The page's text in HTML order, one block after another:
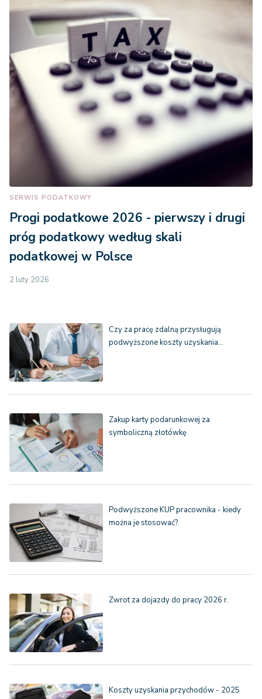
SERWIS PODATKOWY
Progi podatkowe 2026 - pierwszy i drugi
próg podatkowy według skali
podatkowej w Polsce
2 luty 2026
Czy za pracę zdalną przysługują
podwyższone koszty uzyskania…
Zakup karty podarunkowej za
symboliczną złotówkę
Podwyższone KUP pracownika - kiedy
można je stosować?
Zwrot za dojazdy do pracy 2026 r.
Koszty uzyskania przychodów - 2025